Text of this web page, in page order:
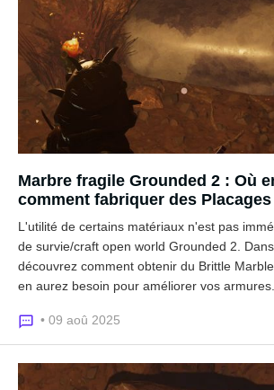
Marbre fragile Grounded 2 : Où
comment fabriquer des
L'utilité de certains matériaux n'est pas
de survie/craft open world Grounded 2.
découvrez comment obtenir du Brittle
en aurez besoin pour améliorer vos armures.
• 09 aoû 2025